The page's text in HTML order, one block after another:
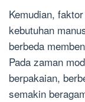
Kemudian,
kebutuhan
berbeda
Pada zaman
berpakaian,
semakin